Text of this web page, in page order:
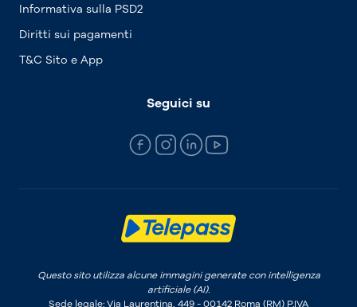
Informativa sulla PSD2
Diritti sui pagamenti
T&C Sito e App
Seguici su
Questo sito utilizza alcune immagini generate con intelligenza
artificiale (AI).
Sede legale: Via Laurentina, 449 - 00142 Roma (RM) P.IVA